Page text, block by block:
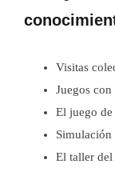
Visitas
Juegos
El juego de
El taller